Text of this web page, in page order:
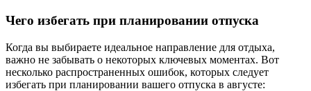
Чего избегать при планировании отпуска
Когда вы выбираете идеальное направление для отдыха,
важно не забывать о некоторых ключевых моментах. Вот
несколько распространенных ошибок, которых следует
избегать при планировании вашего отпуска в августе: